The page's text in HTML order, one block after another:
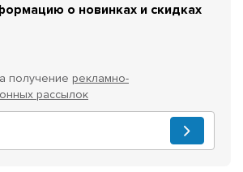
о новинках и скидках
получение рекламно-
рассылок